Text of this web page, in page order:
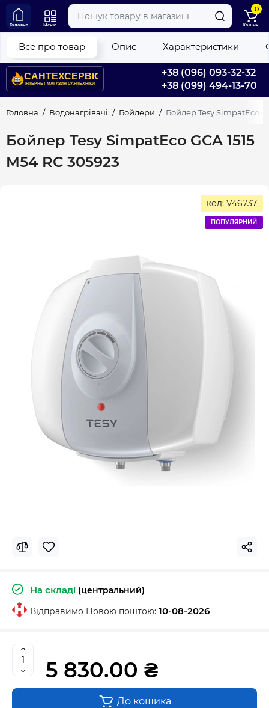
+38 (096) 093-32-32
+38 (099) 494-13-70
Головна Меню
0
Кошик
Головна Водонагрівачі Бойлери Бойлер Tesy SimpatEco
Бойлер Tesy SimpatEco GCA 1515
M54 RC 305923
Все про товар Опис Характеристики
код: V46737
ПОПУЛЯРНИЙ
На складі (центральний)
Відправимо Новою поштою: 10-08-2026
5 830.00 ₴
До кошика